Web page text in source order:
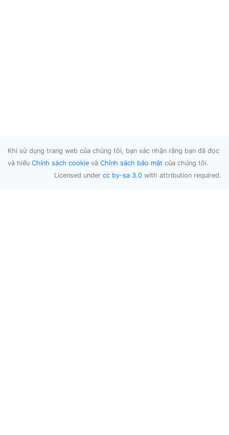
Khi sử dụng trang web của chúng tôi, bạn xác nhận rằng bạn đã đọc
và hiểu Chính sách cookie và Chính sách bảo mật của chúng tôi.
Licensed under cc by-sa 3.0 with attribution required.